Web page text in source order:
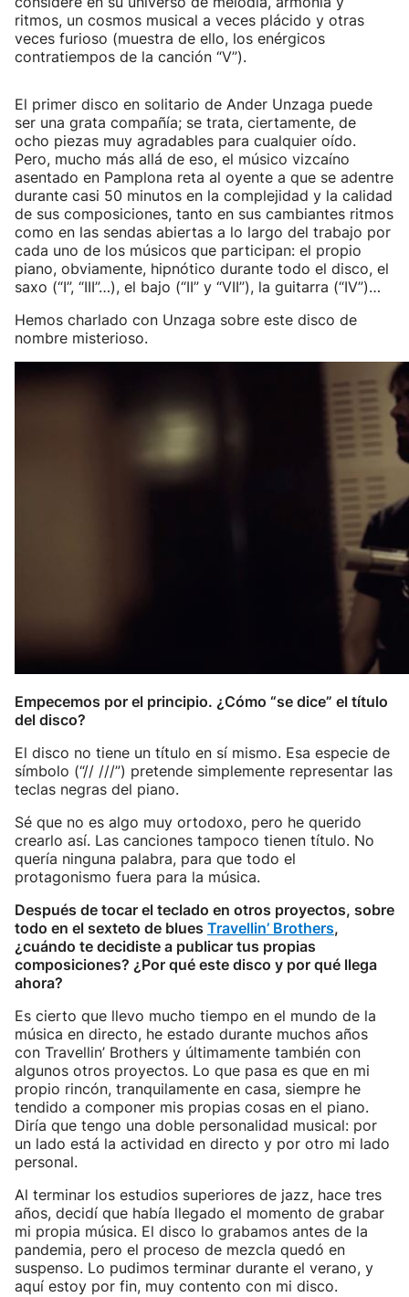
ritmos, un cosmos musical a veces plácido y otras
veces furioso (muestra de ello, los enérgicos
contratiempos de la canción “V”).
El primer disco en solitario de Ander Unzaga puede
ser una grata compañía; se trata, ciertamente, de
ocho piezas muy agradables para cualquier oído.
Pero, mucho más allá de eso, el músico vizcaíno
asentado en Pamplona reta al oyente a que se adentre
durante casi 50 minutos en la complejidad y la calidad
de sus composiciones, tanto en sus cambiantes ritmos
como en las sendas abiertas a lo largo del trabajo por
cada uno de los músicos que participan: el propio
piano, obviamente, hipnótico durante todo el disco, el
saxo (“I”, “III”…), el bajo (“II” y “VII”), la guitarra (“IV”)…
Hemos charlado con Unzaga sobre este disco de
nombre misterioso.
Empecemos por el principio. ¿Cómo “se dice” el título
del disco?
El disco no tiene un título en sí mismo. Esa especie de
símbolo (“// ///”) pretende simplemente representar las
teclas negras del piano.
Sé que no es algo muy ortodoxo, pero he querido
crearlo así. Las canciones tampoco tienen título. No
quería ninguna palabra, para que todo el
protagonismo fuera para la música.
Después de tocar el teclado en otros proyectos, sobre
todo en el sexteto de blues Travellin’ Brothers,
¿cuándo te decidiste a publicar tus propias
composiciones? ¿Por qué este disco y por qué llega
ahora?
Es cierto que llevo mucho tiempo en el mundo de la
música en directo, he estado durante muchos años
con Travellin’ Brothers y últimamente también con
algunos otros proyectos. Lo que pasa es que en mi
propio rincón, tranquilamente en casa, siempre he
tendido a componer mis propias cosas en el piano.
Diría que tengo una doble personalidad musical: por
un lado está la actividad en directo y por otro mi lado
personal.
Al terminar los estudios superiores de jazz, hace tres
años, decidí que había llegado el momento de grabar
mi propia música. El disco lo grabamos antes de la
pandemia, pero el proceso de mezcla quedó en
suspenso. Lo pudimos terminar durante el verano, y
aquí estoy por fin, muy contento con mi disco.